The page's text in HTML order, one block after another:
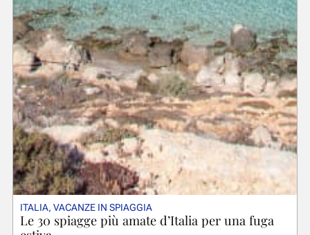
ITALIA, VACANZE IN SPIAGGIA
Le 30 spiagge più amate d’Italia per una fuga